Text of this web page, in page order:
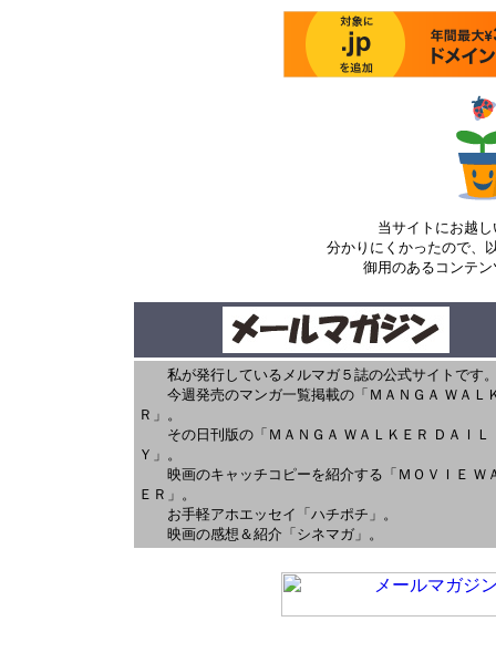
当サイトにお越
分かりにくかったので、
御用のあるコンテ
私が発行しているメルマガ５誌の公式サイトです
今週発売のマンガ一覧掲載の「ＭＡＮＧＡ ＷＡＬ
Ｒ」。
その日刊版の「ＭＡＮＧＡ ＷＡＬＫＥＲ ＤＡＩＬ
Ｙ」。
映画のキャッチコピーを紹介する「ＭＯＶＩＥ Ｗ
ＥＲ」。
お手軽アホエッセイ「ハチポチ」。
映画の感想＆紹介「シネマガ」。